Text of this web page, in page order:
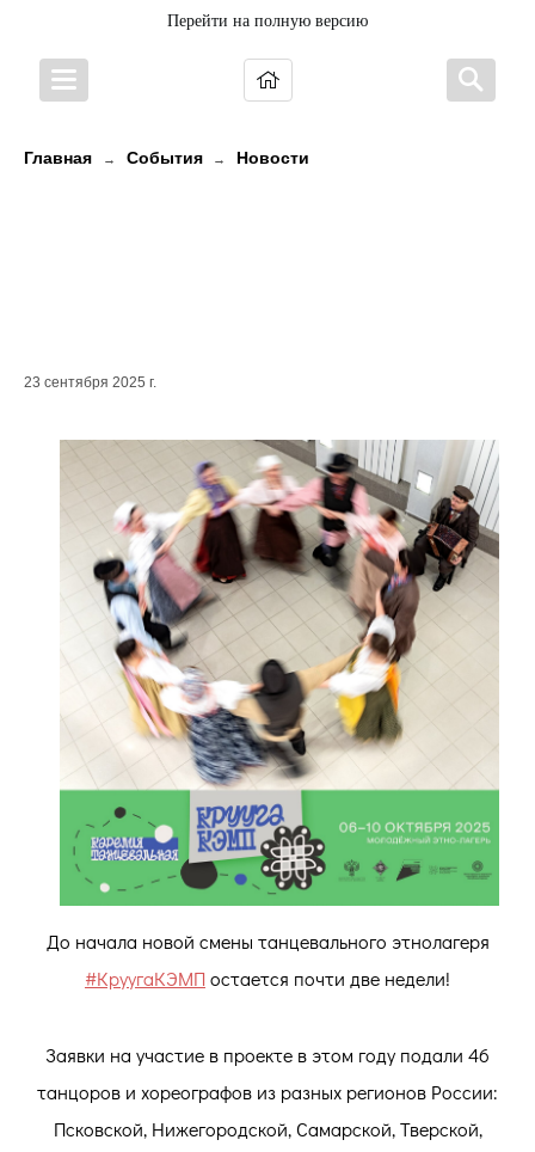
Перейти на полную версию
Главная → События → Новости
23 сентября 2025 г.
До начала новой смены танцевального этнолагеря
#КруугаКЭМПостается почти две недели!
Заявки на участие в проекте в этом году подали 46
танцоров и хореографов из разных регионов России:
Псковской, Нижегородской, Самарской, Тверской,